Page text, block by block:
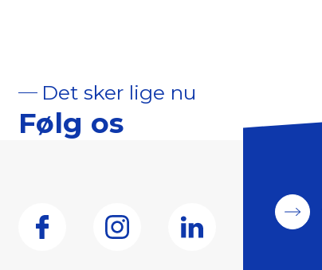
Det sker lige nu
Følg os